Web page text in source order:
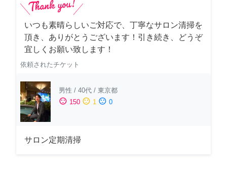
いつも素晴らしいご対応で、丁寧なサロン清掃を
頂き、ありがとうございます！引き続き、どうぞ
宜しくお願い致します！
依頼されたチケット
男性 / 40代 / 東京都
sentiment_satisfied 150 sentiment_neutral 1 sentiment_dissatisfied 0
サロン定期清掃